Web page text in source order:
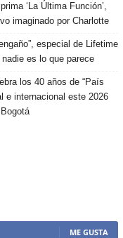
‘La Última Función’,
imaginado por Charlotte
especial de Lifetime
es lo que parece
los 40 años de “País
e internacional este 2026
ME GUSTA